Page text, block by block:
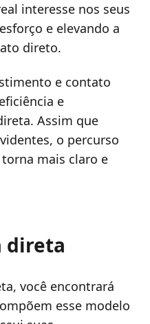
interesse nos seus
e elevando a
direto.
e contato
e
Assim que
o percurso
mais claro e
direta
você encontrará
esse modelo